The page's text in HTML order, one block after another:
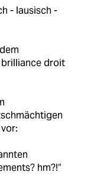
- lausisch -
droit
hm?!“